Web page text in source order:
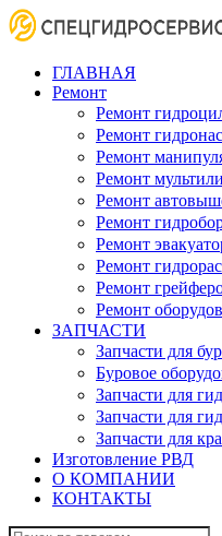
ГЛАВНАЯ
Ремонт
Ремонт
Ремонт
Ремонт
Ремонт
Ремонт
Ремонт
Ремонт
Ремонт
Ремонт
Ремонт
ЗАПЧАСТИ
Запчасти для
Буровое
Запчасти для
Запчасти для
Запчасти для
Изготовление РВД
О КОМПАНИИ
КОНТАКТЫ